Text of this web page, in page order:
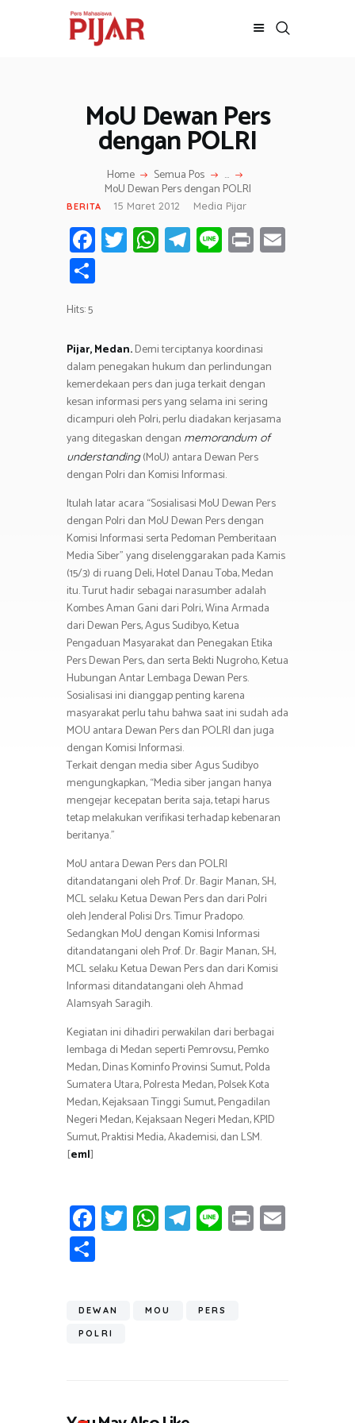
MoU Dewan Pers
dengan POLRI
Home Semua Pos ...
MoU Dewan Pers dengan POLRI
BERITA
ADVERTORIAL
SOSOK
GALERI
HIBURAN
JALAN-JALAN
GAYA HIDUP
OLAHRAGA
BERITA 15 Maret 2012 Media Pijar
Fa
ce
ok
T
wi
W
h
A
p
p
T
el
a
m
Li
n
Pr
in
e
Hits: 5
Pijar, Medan.Demi terciptanya koordinasi
dalam penegakan hukum dan perlindungan
kemerdekaan pers dan juga terkait dengan
kesan informasi pers yang selama ini sering
dicampuri oleh Polri, perlu diadakan kerjasama
yang ditegaskan dengan memorandum of
understanding(MoU) antara Dewan Pers
dengan Polri dan Komisi Informasi.
Itulah latar acara “Sosialisasi MoU Dewan Pers
dengan Polri dan MoU Dewan Pers dengan
Komisi Informasi serta Pedoman Pemberitaan
Media Siber” yang diselenggarakan pada Kamis
(15/3) di ruang Deli, Hotel Danau Toba, Medan
itu. Turut hadir sebagai narasumber adalah
Kombes Aman Gani dari Polri, Wina Armada
dari Dewan Pers, Agus Sudibyo, Ketua
Pengaduan Masyarakat dan Penegakan Etika
Pers Dewan Pers, dan serta Bekti Nugroho, Ketua
Hubungan Antar Lembaga Dewan Pers.
Sosialisasi ini dianggap penting karena
masyarakat perlu tahu bahwa saat ini sudah ada
MOU antara Dewan Pers dan POLRI dan juga
dengan Komisi Informasi.
Terkait dengan media siber Agus Sudibyo
mengungkapkan, “Media siber jangan hanya
mengejar kecepatan berita saja, tetapi harus
tetap melakukan verifikasi terhadap kebenaran
beritanya.”
MoU antara Dewan Pers dan POLRI
ditandatangani oleh Prof. Dr. Bagir Manan, SH,
MCL selaku Ketua Dewan Pers dan dari Polri
oleh Jenderal Polisi Drs. Timur Pradopo.
Sedangkan MoU dengan Komisi Informasi
ditandatangani oleh Prof. Dr. Bagir Manan, SH,
MCL selaku Ketua Dewan Pers dan dari Komisi
Informasi ditandatangani oleh Ahmad
Alamsyah Saragih.
Kegiatan ini dihadiri perwakilan dari berbagai
lembaga di Medan seperti Pemrovsu, Pemko
Medan, Dinas Kominfo Provinsi Sumut, Polda
Sumatera Utara, Polresta Medan, Polsek Kota
Medan, Kejaksaan Tinggi Sumut, Pengadilan
Negeri Medan, Kejaksaan Negeri Medan, KPID
Sumut, Praktisi Media, Akademisi, dan LSM.
[eml]
Fa
ce
ok
T
wi
W
h
A
T
el
a
Li
n
Pr
in
ar
e
DEWAN MOU PERS
POLRI